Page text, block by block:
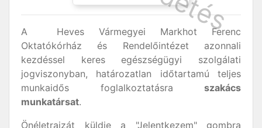
A Heves Vármegyei Markhot Ferenc
Oktatókórház és Rendelőintézet azonnali
kezdéssel keres egészségügyi szolgálati
jogviszonyban, határozatlan időtartamú teljes
munkaidős foglalkoztatásra szakács
munkatársat.
Önéletrajzát küldje a "Jelentkezem" gombra